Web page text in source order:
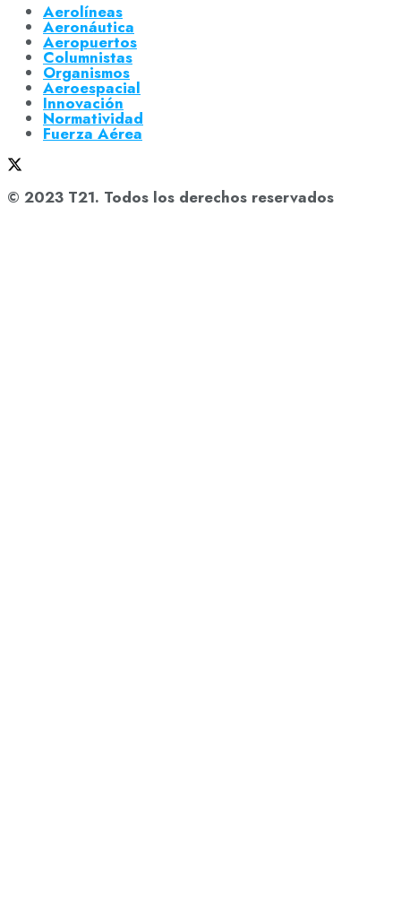
Aerolíneas
Aeronáutica
Aeropuertos
Columnistas
Organismos
Aeroespacial
Innovación
Normatividad
Fuerza Aérea
© 2023 T21. Todos los derechos reservados